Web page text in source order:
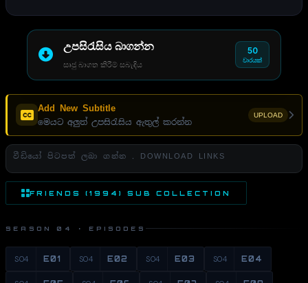
උපසිරැසිය බාගන්න
සෘජු බාගත කිරීම් සබැඳිය
50
වාරයක්
Add New Subtitle
මෙයට අලුත් උපසිරැසිය ඇතුල් කරන්න
UPLOAD
වීඩියෝ පිටපත් ලබා ගන්න . DOWNLOAD LINKS
FRIENDS (1994) SUB COLLECTION
SEASON 04 · EPISODES
S04 E01 S04 E02 S04 E03 S04 E04